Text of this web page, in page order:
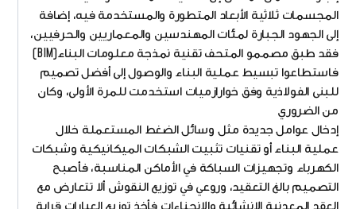
المجسمات ثلاثية الأبعاد المتطورة والمستخدمة فيه، إضافة
إلى الجهود الجبارة لمئات المهندسين والمعماريين والحرفيين،
فقد طبق مصممو المتحف تقنية نمذجة معلومات البناء(BIM)
فاستطاعوا تبسيط عملية البناء والوصول إلى أفضل تصميم
للبنى الفولاذية وفق خوارازميات استخدمت للمرة الأولى، وكان
من الضروري
إدخال عوامل جديدة مثل وسائل الضغط المستعملة خلال
عملية البناء أو تقنيات تثبيت الشبكات الميكانيكية وشبكات
الكهرباء وتجهيزات السباكة في الأماكن المناسبة، فأصبح
التصميم بالغ التعقيد، وروعي في توزيع النقوش ألا تتعارض مع